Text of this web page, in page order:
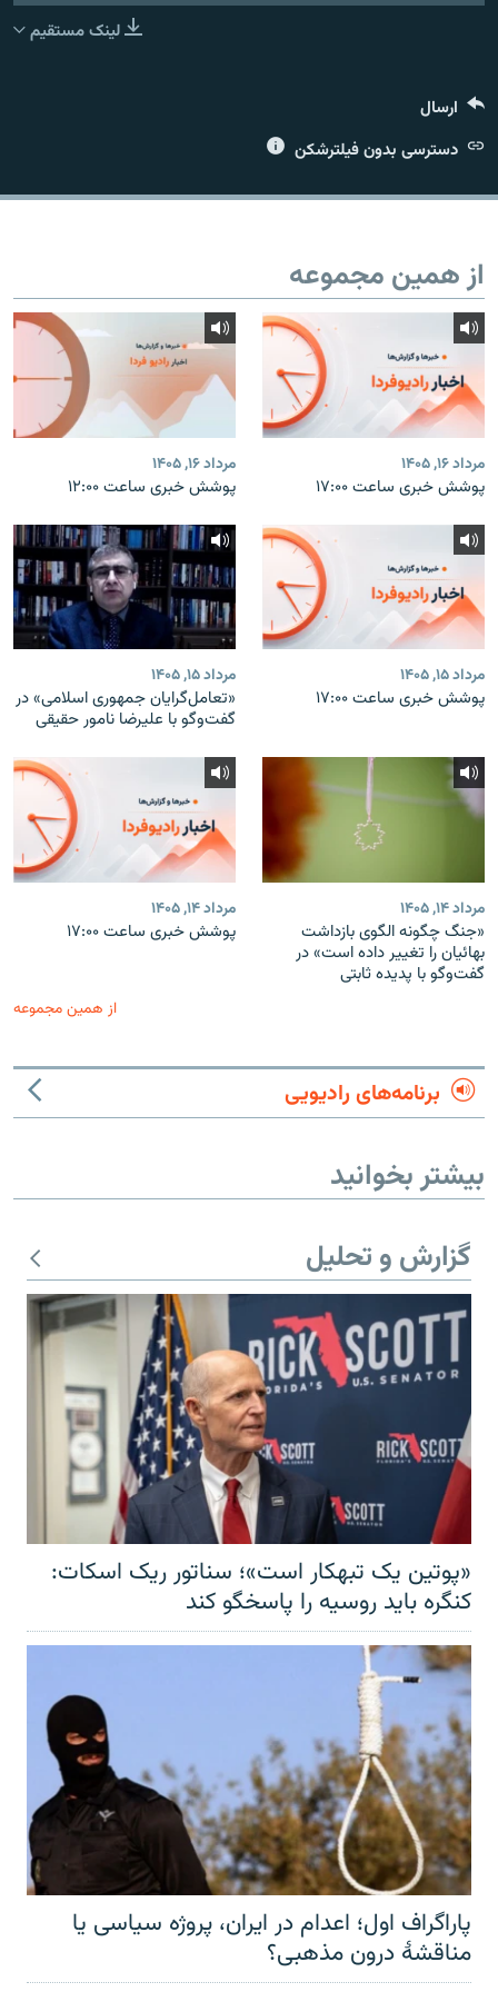
لینک مستقیم
ارسال
دسترسی بدون فیلترشکن
از همین مجموعه
مرداد ۱۶, ۱۴۰۵
پوشش خبری ساعت ۱۷:۰۰
مرداد ۱۶, ۱۴۰۵
پوشش خبری ساعت ۱۲:۰۰
مرداد ۱۵, ۱۴۰۵
پوشش خبری ساعت ۱۷:۰۰
مرداد ۱۵, ۱۴۰۵
«تعامل‌گرایان جمهوری اسلامی» در
گفت‌وگو با علیرضا نامور حقیقی
مرداد ۱۴, ۱۴۰۵
«جنگ چگونه الگوی بازداشت
بهائیان را تغییر داده است» در
گفت‌وگو با پدیده ثابتی
مرداد ۱۴, ۱۴۰۵
پوشش خبری ساعت ۱۷:۰۰
از همین مجموعه
برنامه‌های رادیویی
بیشتر بخوانید
گزارش و تحلیل
«پوتین یک تبهکار است»؛ سناتور ریک اسکات:
کنگره باید روسیه را پاسخگو کند
پاراگراف اول؛ اعدام در ایران، پروژه سیاسی یا
مناقشهٔ درون مذهبی؟